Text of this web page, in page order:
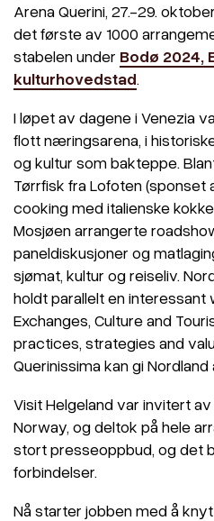
Arena Querini, 27.-29.
det første av 1000
stabelen under Bodø 2024,
kulturhovedstad.
I løpet av dagene i Venezia
flott næringsarena, i
og kultur som bakteppe.
Tørrfisk fra Lofoten
cooking med italienske
Mosjøen arrangerte
paneldiskusjoner og
sjømat, kultur og reiseliv.
holdt parallelt en interessant
Exchanges, Culture and
practices, strategies and
Querinissima kan gi
Visit Helgeland var invitert
Norway, og deltok på hele
stort presseoppbud, og det
forbindelser.
Nå starter jobben med å